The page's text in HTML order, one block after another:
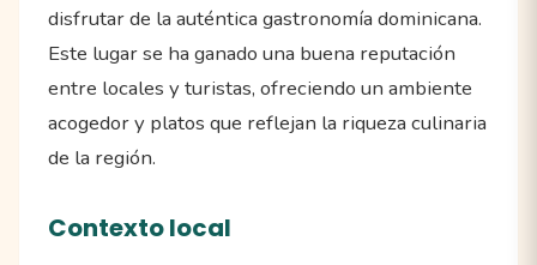
disfrutar de la auténtica gastronomía dominicana.
Este lugar se ha ganado una buena reputación
entre locales y turistas, ofreciendo un ambiente
acogedor y platos que reflejan la riqueza culinaria
de la región.
Contexto local